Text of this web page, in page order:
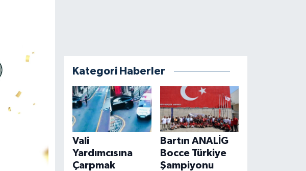
Kategori Haberler
Vali
Yardımcısına
Çarpmak
Bartın ANALİG
Bocce Türkiye
Şampiyonu